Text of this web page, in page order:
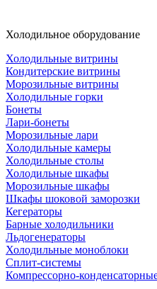
Холодильное оборудование
Холодильные витрины
Кондитерские витрины
Морозильные витрины
Холодильные горки
Бонеты
Лари-бонеты
Морозильные лари
Холодильные камеры
Холодильные столы
Холодильные шкафы
Морозильные шкафы
Шкафы шоковой заморозки
Кегераторы
Барные холодильники
Льдогенераторы
Холодильные моноблоки
Сплит-системы
Компрессорно-